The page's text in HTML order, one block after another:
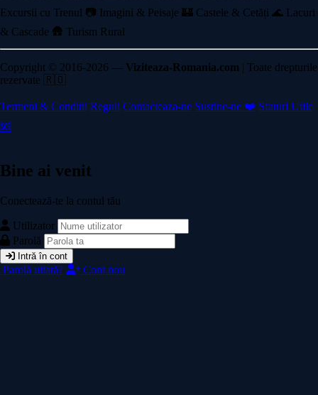
Excursii cu Trenul 📷 Imagini & Peisaje 🏰 Castele & Cetăți 🌊 Lacuri
& Cascade 🛖 Turism Rural
Copyright © 2016-2026 — Viziteaza-Romania.com | Toate drepturile
rezervate 🇷🇴
Termeni & Conditii Reguli Contacteaza-ne Sustine-ne ❤️ Sfaturi Utile
🆘
Bine ai venit
Conectează-te la contul tău
Utilizator
Parolă
Intră în cont
Parolă uitată? Cont nou